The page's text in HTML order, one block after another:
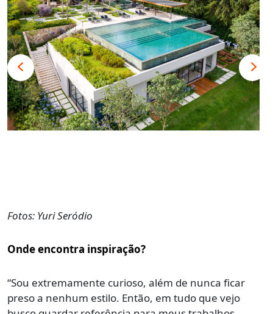
Fotos: Yuri Seródio
Onde encontra inspiração?
“Sou extremamente curioso, além de nunca ficar
preso a nenhum estilo. Então, em tudo que vejo